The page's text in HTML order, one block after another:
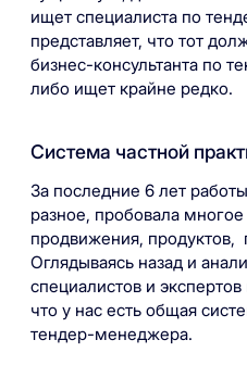
ищет специалиста по
представляет, что тот
бизнес-консультанта по
либо ищет крайне редко.
Система частной
За последние 6 лет
разное, пробовала
продвижения, продуктов,
Оглядываясь назад и
специалистов и
что у нас есть общая
тендер-менеджера.